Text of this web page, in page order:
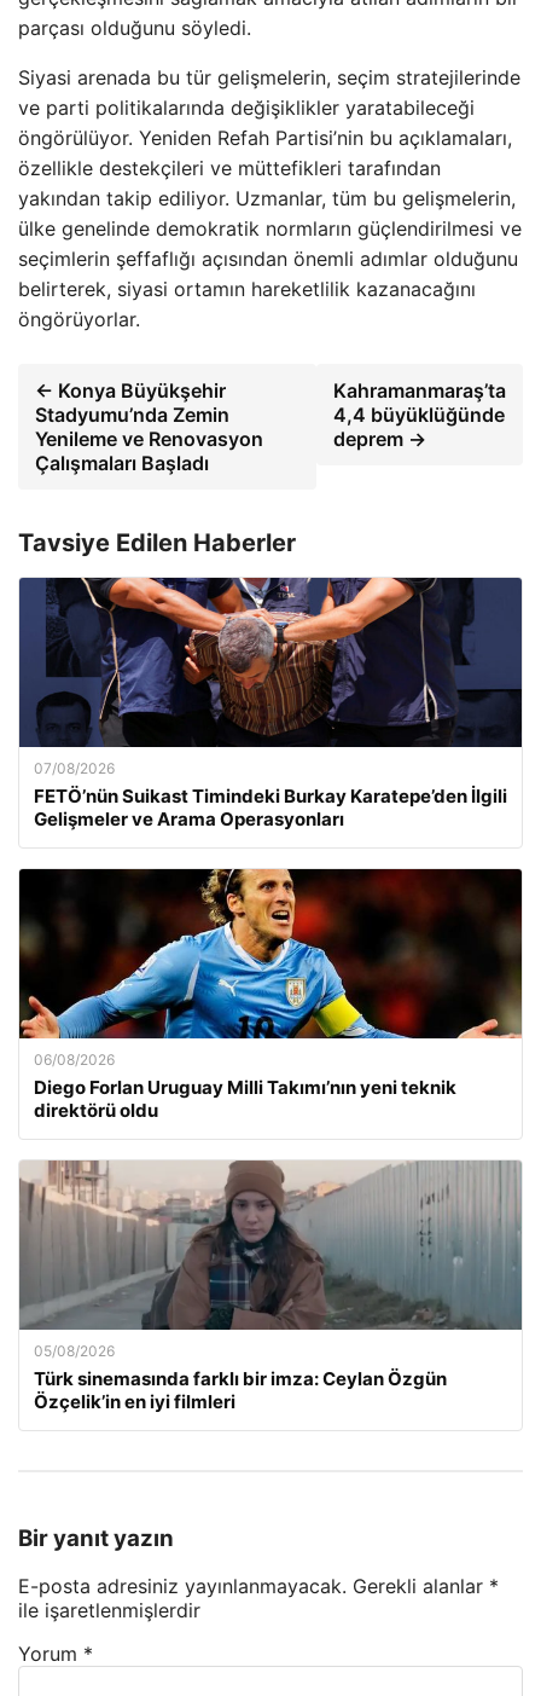
parçası olduğunu söyledi.
Siyasi arenada bu tür gelişmelerin, seçim stratejilerinde
ve parti politikalarında değişiklikler yaratabileceği
öngörülüyor. Yeniden Refah Partisi’nin bu açıklamaları,
özellikle destekçileri ve müttefikleri tarafından
yakından takip ediliyor. Uzmanlar, tüm bu gelişmelerin,
ülke genelinde demokratik normların güçlendirilmesi ve
seçimlerin şeffaflığı açısından önemli adımlar olduğunu
belirterek, siyasi ortamın hareketlilik kazanacağını
öngörüyorlar.
← Konya Büyükşehir
Stadyumu’nda Zemin
Yenileme ve Renovasyon
Çalışmaları Başladı
Kahramanmaraş’ta
4,4 büyüklüğünde
deprem →
Tavsiye Edilen Haberler
07/08/2026
FETÖ’nün Suikast Timindeki Burkay Karatepe’den İlgili
Gelişmeler ve Arama Operasyonları
06/08/2026
Diego Forlan Uruguay Milli Takımı’nın yeni teknik
direktörü oldu
05/08/2026
Türk sinemasında farklı bir imza: Ceylan Özgün
Özçelik’in en iyi filmleri
Bir yanıt yazın
E-posta adresiniz yayınlanmayacak. Gerekli alanlar *
ile işaretlenmişlerdir
Yorum *